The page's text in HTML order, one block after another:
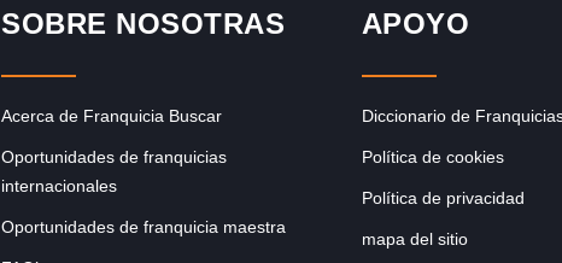
SOBRE NOSOTRAS
Acerca de Franquicia Buscar
Oportunidades de franquicias
internacionales
Oportunidades de franquicia maestra
APOYO
Diccionario de
Política de cookies
Política de privacidad
mapa del sitio